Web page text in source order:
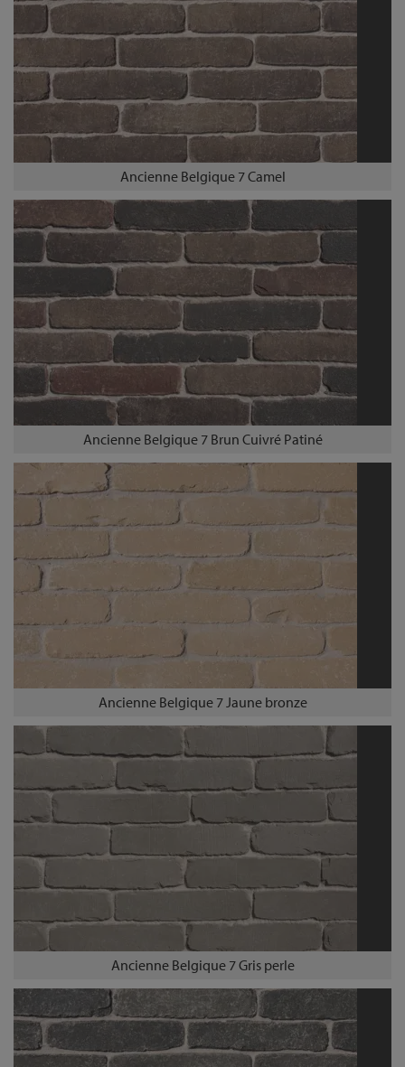
Ancienne Belgique 7 Camel
Ancienne Belgique 7 Brun Cuivré Patiné
Ancienne Belgique 7 Jaune bronze
Ancienne Belgique 7 Gris perle